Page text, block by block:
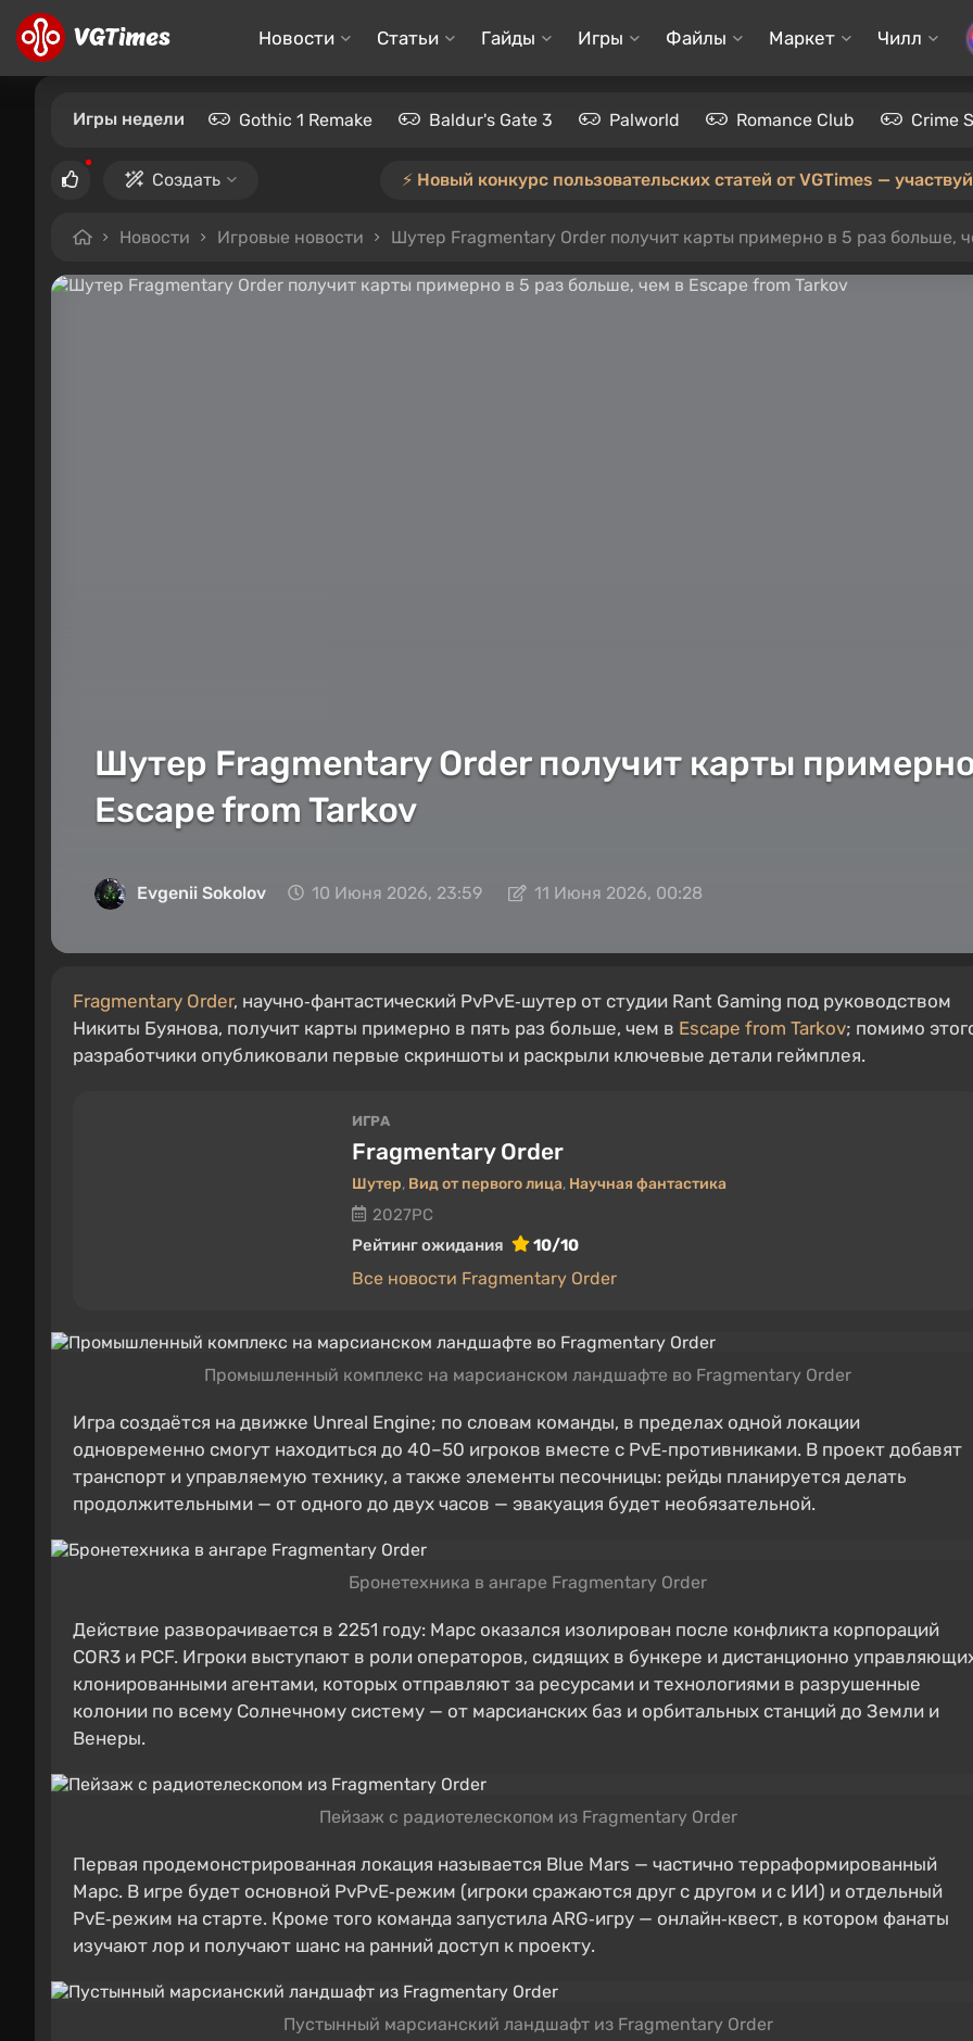
Новости Статьи Гайды Игры Файлы Маркет Чилл
Игры недели Gothic 1 Remake Baldur's Gate 3 Palworld Romance Club Crime
Создать ⚡️ Новый конкурс пользовательских статей от VGTimes —
Новости Игровые новости Шутер Fragmentary Order получит карты примерно в 5 раз больше,
Шутер Fragmentary Order получит карты
Escape from Tarkov
Evgenii Sokolov 10 Июня 2026, 23:59 11 Июня 2026, 00:28
Fragmentary Order, научно‑фантастический PvPvE‑шутер от студии Rant Gaming под руководством
Никиты Буянова, получит карты примерно в пять раз больше, чем в Escape from Tarkov; помимо
разработчики опубликовали первые скриншоты и раскрыли ключевые детали геймплея.
ИГРА
Fragmentary Order
Шутер, Вид от первого лица, Научная фантастика
2027PC
Рейтинг ожидания
10/10
Все новости Fragmentary Order
Промышленный комплекс на марсианском ландшафте во Fragmentary Order
Игра создаётся на движке Unreal Engine; по словам команды, в пределах одной локации
одновременно смогут находиться до 40–50 игроков вместе с PvE‑противниками. В проект добавят
транспорт и управляемую технику, а также элементы песочницы: рейды планируется делать
продолжительными — от одного до двух часов — эвакуация будет необязательной.
Бронетехника в ангаре Fragmentary Order
Действие разворачивается в 2251 году: Марс оказался изолирован после конфликта корпораций
COR3 и PCF. Игроки выступают в роли операторов, сидящих в бункере и дистанционно
клонированными агентами, которых отправляют за ресурсами и технологиями в разрушенные
колонии по всему Солнечному систему — от марсианских баз и орбитальных станций до Земли и
Венеры.
Пейзаж с радиотелескопом из Fragmentary Order
Первая продемонстрированная локация называется Blue Mars — частично терраформированный
Марс. В игре будет основной PvPvE‑режим (игроки сражаются друг с другом и с ИИ) и отдельный
PvE‑режим на старте. Кроме того команда запустила ARG‑игру — онлайн‑квест, в котором фанаты
изучают лор и получают шанс на ранний доступ к проекту.
Пустынный марсианский ландшафт из Fragmentary Order